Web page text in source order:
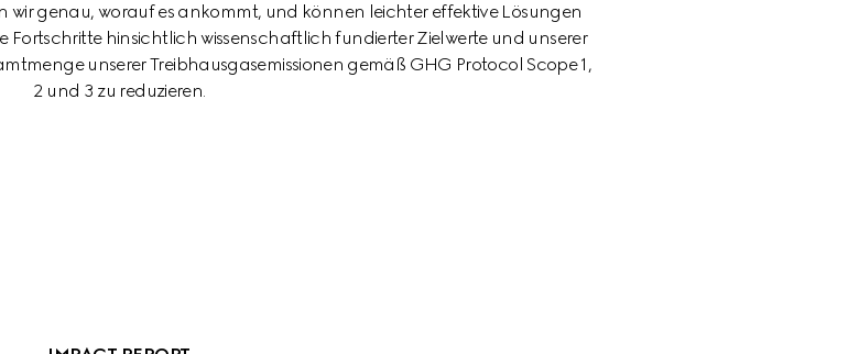
wir genau, worauf es ankommt, und können leichter effektive Lösungen
Fortschritte hinsichtlich wissenschaftlich fundierter Zielwerte und unserer
unserer Treibhausgasemissionen gemäß GHG Protocol Scope 1,
2 und 3 zu reduzieren.